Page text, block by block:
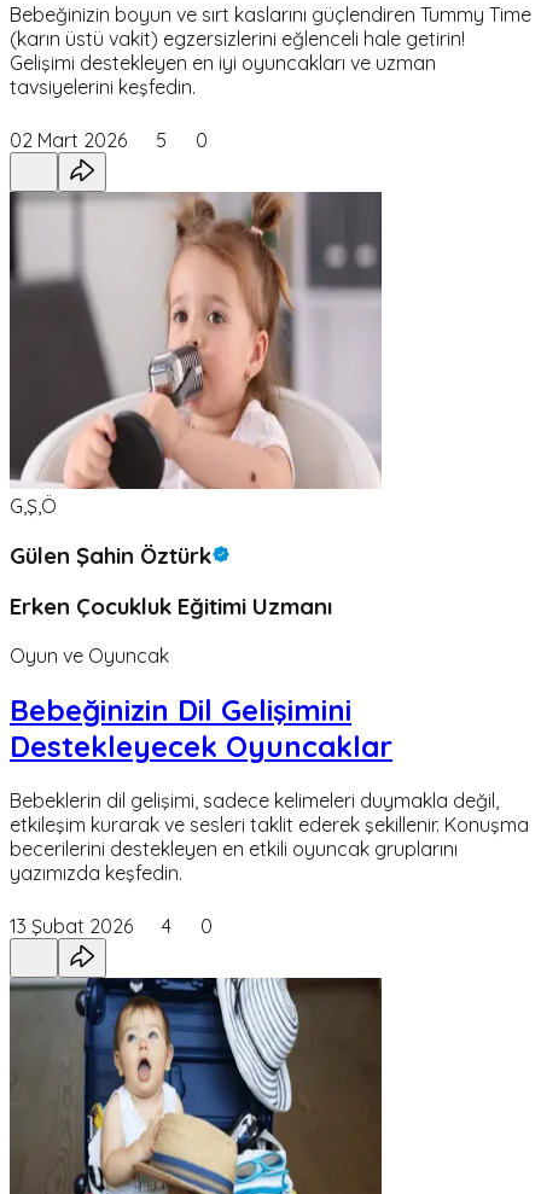
Bebeğinizin boyun ve sırt kaslarını güçlendiren Tummy Time
(karın üstü vakit) egzersizlerini eğlenceli hale getirin!
Gelişimi destekleyen en iyi oyuncakları ve uzman
tavsiyelerini keşfedin.
02 Mart 2026 5 0
G,Ş,Ö
Gülen Şahin Öztürk
Erken Çocukluk Eğitimi Uzmanı
Oyun ve Oyuncak
Bebeğinizin Dil Gelişimini
Destekleyecek Oyuncaklar
Bebeklerin dil gelişimi, sadece kelimeleri duymakla değil,
etkileşim kurarak ve sesleri taklit ederek şekillenir. Konuşma
becerilerini destekleyen en etkili oyuncak gruplarını
yazımızda keşfedin.
13 Şubat 2026 4 0